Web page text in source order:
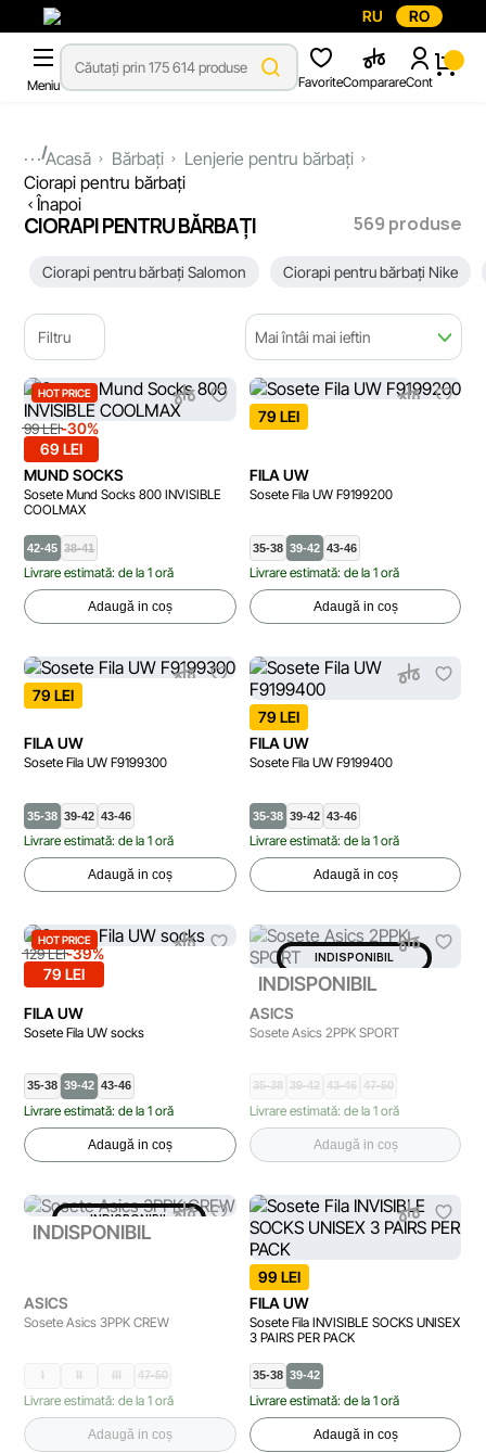
RU RO
Meniu FavoriteComparareCont
...Acasă Bărbați
Lenjerie pentru bărbați
Ciorapi pentru bărbați
Înapoi
CIORAPI PENTRU BĂRBAȚI 569 produse
Ciorapi pentru bărbați Salomon Ciorapi pentru bărbați Nike
Filtru Mai întâi mai ieftin
HOT PRICE
99 LEI-30%
69 LEI
MUND SOCKS
Sosete Mund Socks 800 INVISIBLE
COOLMAX
42-45 38-41
Livrare estimată: de la 1 oră
Adaugă in coș
79 LEI
FILA UW
Sosete Fila UW F9199200
35-38 39-42 43-46
Livrare estimată: de la 1 oră
Adaugă in coș
79 LEI
FILA UW
Sosete Fila UW F9199300
35-38 39-42 43-46
Livrare estimată: de la 1 oră
Adaugă in coș
79 LEI
FILA UW
Sosete Fila UW F9199400
35-38 39-42 43-46
Livrare estimată: de la 1 oră
Adaugă in coș
HOT PRICE
129 LEI-39%
79 LEI
FILA UW
Sosete Fila UW socks
35-38 39-42 43-46
Livrare estimată: de la 1 oră
Adaugă in coș
INDISPONIBIL
INDISPONIBIL
ASICS
Sosete Asics 2PPK SPORT
35-38 39-42 43-46 47-50
Livrare estimată: de la 1 oră
Adaugă in coș
INDISPONIBIL
INDISPONIBIL
ASICS
Sosete Asics 3PPK CREW
I II III 47-50
Livrare estimată: de la 1 oră
Adaugă in coș
99 LEI
FILA UW
Sosete Fila INVISIBLE SOCKS UNISEX
3 PAIRS PER PACK
35-38 39-42
Livrare estimată: de la 1 oră
Adaugă in coș